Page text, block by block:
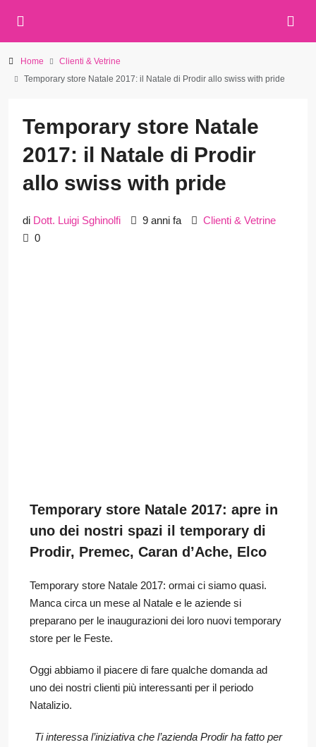
Home
Clienti & Vetrine
Temporary store Natale 2017: il Natale di Prodir allo swiss with pride
Temporary store Natale
2017: il Natale di Prodir
allo swiss with pride
di Dott. Luigi Sghinolfi 9 anni fa
Clienti & Vetrine
0
Temporary store Natale 2017: apre in
uno dei nostri spazi il temporary di
Prodir, Premec, Caran d’Ache, Elco
Temporary store Natale 2017: ormai ci siamo quasi.
Manca circa un mese al Natale e le aziende si
preparano per le inaugurazioni dei loro nuovi temporary
store per le Feste.
Oggi abbiamo il piacere di fare qualche domanda ad
uno dei nostri clienti più interessanti per il periodo
Natalizio.
Ti interessa l’iniziativa che l’azienda Prodir ha fatto per